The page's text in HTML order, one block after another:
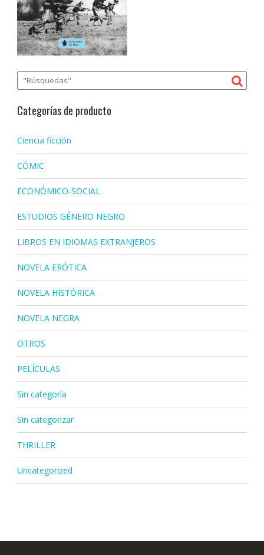
Categorías de producto
Ciencia ficción
CÓMIC
ECONÓMICO-SOCIAL
ESTUDIOS GÉNERO NEGRO
LIBROS EN IDIOMAS EXTRANJEROS
NOVELA ERÓTICA
NOVELA HISTÓRICA
NOVELA NEGRA
OTROS
PELÍCULAS
Sin categoría
Sin categorizar
THRILLER
Uncategorized